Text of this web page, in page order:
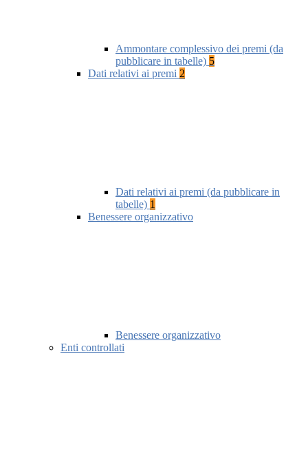
Ammontare complessivo dei premi (da
pubblicare in tabelle) 5
Dati relativi ai premi 2
Dati relativi ai premi (da pubblicare in
tabelle) 1
Benessere organizzativo
Benessere organizzativo
Enti controllati